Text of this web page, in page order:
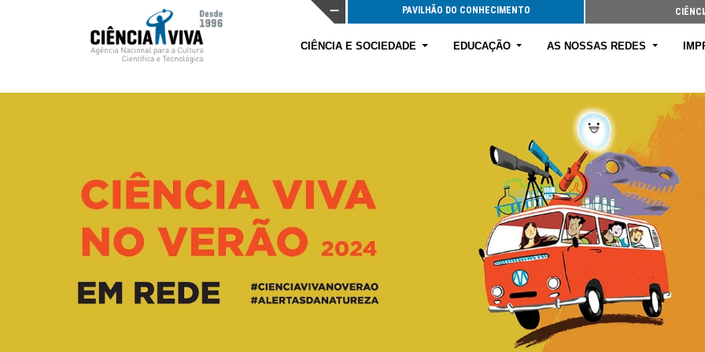
PAVILHÃO DO CONHECIMENTO
CIÊNCIA E SOCIEDADE EDUCAÇÃO AS NOSSAS REDES